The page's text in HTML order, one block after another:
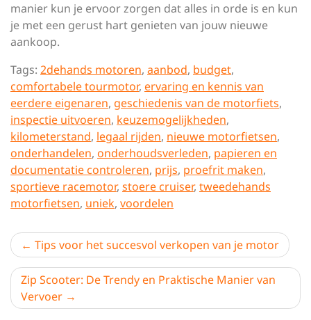
manier kun je ervoor zorgen dat alles in orde is en kun
je met een gerust hart genieten van jouw nieuwe
aankoop.
Tags: 2dehands motoren, aanbod, budget,
comfortabele tourmotor, ervaring en kennis van
eerdere eigenaren, geschiedenis van de motorfiets,
inspectie uitvoeren, keuzemogelijkheden,
kilometerstand, legaal rijden, nieuwe motorfietsen,
onderhandelen, onderhoudsverleden, papieren en
documentatie controleren, prijs, proefrit maken,
sportieve racemotor, stoere cruiser, tweedehands
motorfietsen, uniek, voordelen
Berichtnavigatie
Tips voor het succesvol verkopen van je motor
Zip Scooter: De Trendy en Praktische Manier van
Vervoer